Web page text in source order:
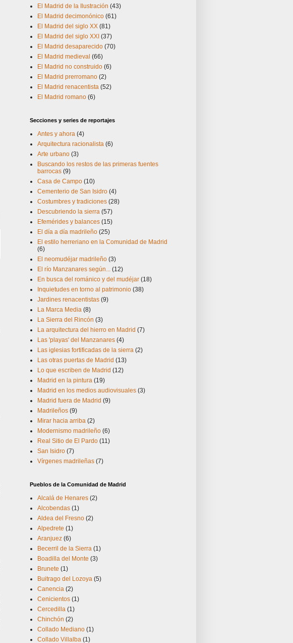
El Madrid de la Ilustración (43)
El Madrid decimonónico (61)
El Madrid del siglo XX (81)
El Madrid del siglo XXI (37)
El Madrid desaparecido (70)
El Madrid medieval (66)
El Madrid no construido (6)
El Madrid prerromano (2)
El Madrid renacentista (52)
El Madrid romano (6)
Secciones y series de reportajes
Antes y ahora (4)
Arquitectura racionalista (6)
Arte urbano (3)
Buscando los restos de las primeras fuentes
barrocas (9)
Casa de Campo (10)
Cementerio de San Isidro (4)
Costumbres y tradiciones (28)
Descubriendo la sierra (57)
Efemérides y balances (15)
El día a día madrileño (25)
El estilo herreriano en la Comunidad de Madrid
(6)
El neomudéjar madrileño (3)
El río Manzanares según... (12)
En busca del románico y del mudéjar (18)
Inquietudes en torno al patrimonio (38)
Jardines renacentistas (9)
La Marca Media (8)
La Sierra del Rincón (3)
La arquitectura del hierro en Madrid (7)
Las 'playas' del Manzanares (4)
Las iglesias fortificadas de la sierra (2)
Las otras puertas de Madrid (13)
Lo que escriben de Madrid (12)
Madrid en la pintura (19)
Madrid en los medios audiovisuales (3)
Madrid fuera de Madrid (9)
Madrileños (9)
Mirar hacia arriba (2)
Modernismo madrileño (6)
Real Sitio de El Pardo (11)
San Isidro (7)
Vírgenes madrileñas (7)
Pueblos de la Comunidad de Madrid
Alcalá de Henares (2)
Alcobendas (1)
Aldea del Fresno (2)
Alpedrete (1)
Aranjuez (6)
Becerril de la Sierra (1)
Boadilla del Monte (3)
Brunete (1)
Buitrago del Lozoya (5)
Canencia (2)
Cenicientos (1)
Cercedilla (1)
Chinchón (2)
Collado Mediano (1)
Collado Villalba (1)